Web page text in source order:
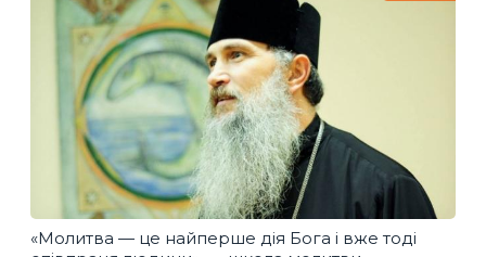
«Молитва — це найперше дія Бога і вже тоді